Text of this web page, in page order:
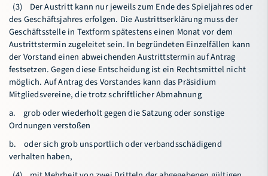
(3) Der Austritt kann nur jeweils zum Ende des Spieljahres oder
des Geschäftsjahres erfolgen. Die Austrittserklärung muss der
Geschäftsstelle in Textform spätestens einen Monat vor dem
Austrittstermin zugeleitet sein. In begründeten Einzelfällen kann
der Vorstand einen abweichenden Austrittstermin auf Antrag
festsetzen. Gegen diese Entscheidung ist ein Rechtsmittel nicht
möglich. Auf Antrag des Vorstandes kann das Präsidium
Mitgliedsvereine, die trotz schriftlicher Abmahnung
a. grob oder wiederholt gegen die Satzung oder sonstige
Ordnungen verstoßen
b. oder sich grob unsportlich oder verbandsschädigend
verhalten haben,